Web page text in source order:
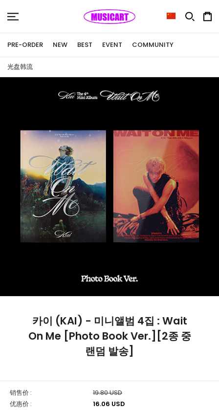
PRE-ORDER NEW BEST EVENT COMMUNITY
光盘韩流
카이 (KAI) - 미니앨범 4집 : Wait
On Me [Photo Book Ver.][2종 중
랜덤 발송]
销售价 :
19.80 USD
优惠价 :
16.06 USD